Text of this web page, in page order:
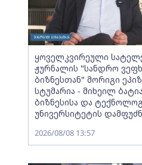
ყოველკვირეული
ჟურნალის "სანდრო
ბიზნესთან" მორიგი
სტუმარია - მიხეილ
ბიზნესისა და
უნივერსიტეტის
2026/08/08 13:57